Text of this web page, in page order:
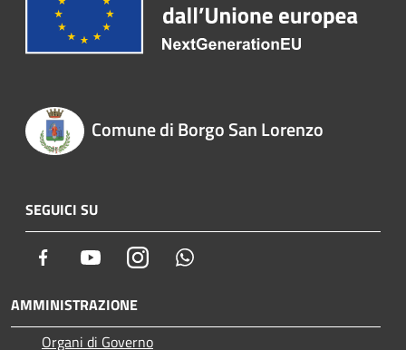
Comune di Borgo San Lorenzo
SEGUICI SU
Facebook YoutubeInstagram
AMMINISTRAZIONE
Organi di Governo